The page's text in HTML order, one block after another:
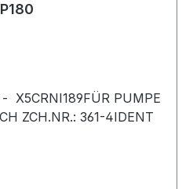
PUMPE
ZCH.NR.: 361-4IDENT